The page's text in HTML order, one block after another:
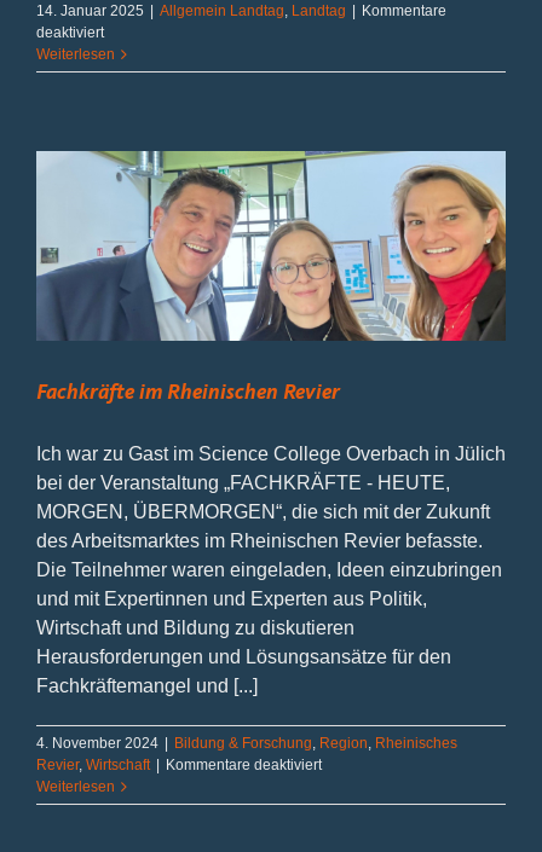
14. Januar 2025 Allgemein Landtag, Landtag
Kommentare
deaktiviertfür
Agenda
2030
Neuer
Wohlstand
Deutschland
Weiterlesen
Fachkräfte im Rheinischen Revier
Ich war zu Gast im Science College Overbach in Jülich
bei der Veranstaltung „FACHKRÄFTE - HEUTE,
MORGEN, ÜBERMORGEN“, die sich mit der Zukunft
des Arbeitsmarktes im Rheinischen Revier befasste.
Die Teilnehmer waren eingeladen, Ideen einzubringen
und mit Expertinnen und Experten aus Politik,
Wirtschaft und Bildung zu diskutieren
Herausforderungen und Lösungsansätze für den
Fachkräftemangel und [...]
4. November 2024 Bildung & Forschung, Region, Rheinisches
Revier, Wirtschaft Kommentare deaktiviertfür
im
Weiterlesen